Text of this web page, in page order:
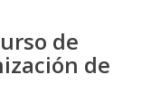
de
de